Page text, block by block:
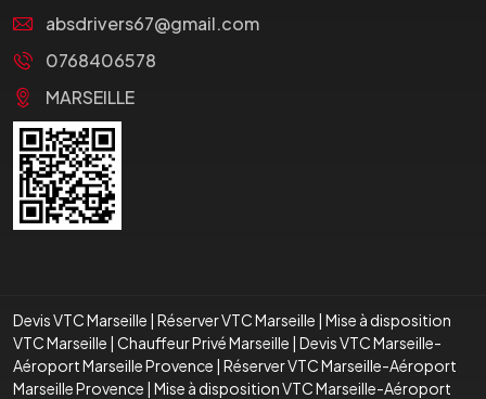
absdrivers67@gmail.com
0768406578
MARSEILLE
Devis VTC Marseille | Réserver VTC Marseille | Mise à disposition
VTC Marseille | Chauffeur Privé Marseille | Devis VTC Marseille-
Aéroport Marseille Provence | Réserver VTC Marseille-Aéroport
Marseille Provence | Mise à disposition VTC Marseille-Aéroport